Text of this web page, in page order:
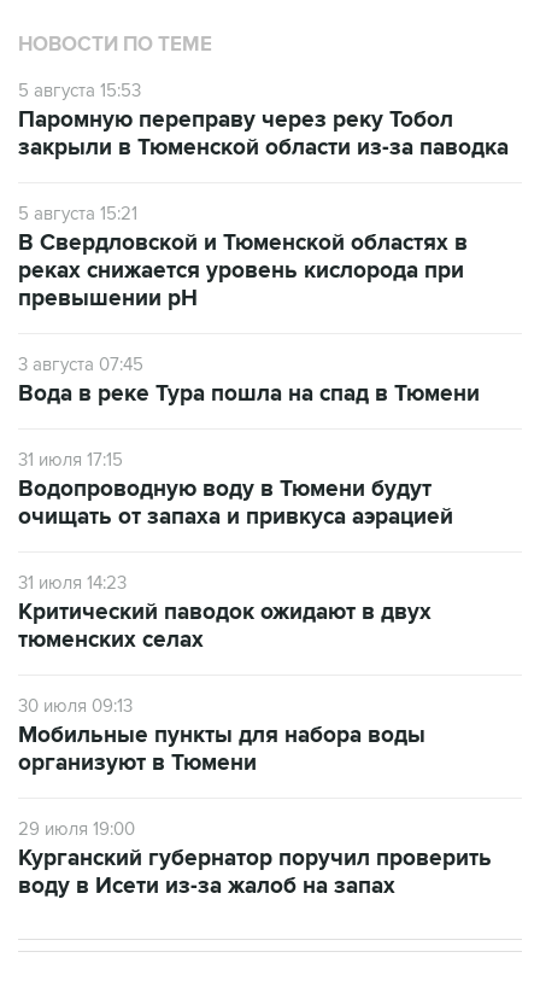
НОВОСТИ ПО ТЕМЕ
5 августа 15:53
Паромную переправу через реку Тобол
закрыли в Тюменской области из-за паводка
5 августа 15:21
В Свердловской и Тюменской областях в
реках снижается уровень кислорода при
превышении рН
3 августа 07:45
Вода в реке Тура пошла на спад в Тюмени
31 июля 17:15
Водопроводную воду в Тюмени будут
очищать от запаха и привкуса аэрацией
31 июля 14:23
Критический паводок ожидают в двух
тюменских селах
30 июля 09:13
Мобильные пункты для набора воды
организуют в Тюмени
29 июля 19:00
Курганский губернатор поручил проверить
воду в Исети из-за жалоб на запах